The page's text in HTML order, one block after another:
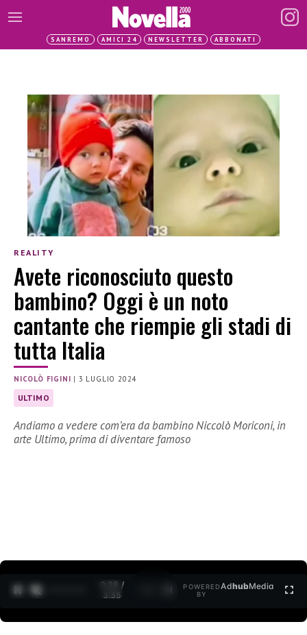
SANREMO AMICI 24 NEWSLETTER ABBONATI
REALITY
Avete riconosciuto questo
bambino? Oggi è un noto
cantante che riempie gli stadi di
tutta Italia
NICOLÒ FIGINI | 3 LUGLIO 2024
ULTIMO
Andiamo a vedere com’era da bambino Niccolò Moriconi, in
arte Ultimo, prima di diventare famoso
0:30 /
3:35
POWERED
BY
AdhubMedia